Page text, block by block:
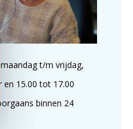
maandag t/m vrijdag,
en 15.00 tot 17.00
binnen 24